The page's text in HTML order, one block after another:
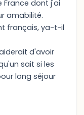
France dont j'ai
amabilité.
français, ya-t-il
d'avoir
sait si les
long séjour